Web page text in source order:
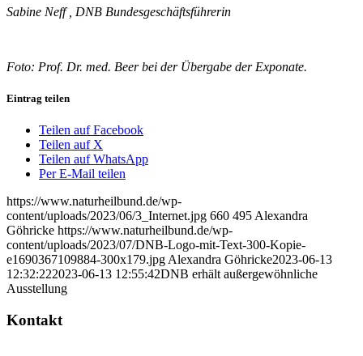
Sabine Neff , DNB Bundesgeschäftsführerin
Foto: Prof. Dr. med. Beer bei der Übergabe der Exponate.
Eintrag teilen
Teilen auf Facebook
Teilen auf X
Teilen auf WhatsApp
Per E-Mail teilen
https://www.naturheilbund.de/wp-
content/uploads/2023/06/3_Internet.jpg 660 495 Alexandra
Göhricke https://www.naturheilbund.de/wp-
content/uploads/2023/07/DNB-Logo-mit-Text-300-Kopie-
e1690367109884-300x179.jpg Alexandra Göhricke2023-06-13
12:32:222023-06-13 12:55:42DNB erhält außergewöhnliche
Ausstellung
Kontakt